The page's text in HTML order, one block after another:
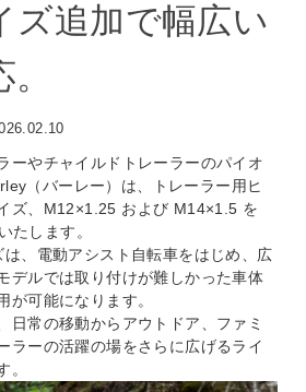
ズ追加で幅広い
ーやチャイルドトレーラーのパイオ
（バーレー）は、トレーラー用ヒ
ズ、M12×1.25 および M14×1.5 を
たします。
、電動アシスト自転車をはじめ、広
デルでは取り付けが難しかった車体
が可能になります。
日常の移動からアウトドア、ファミ
ラーの活躍の場をさらに広げるライ
。